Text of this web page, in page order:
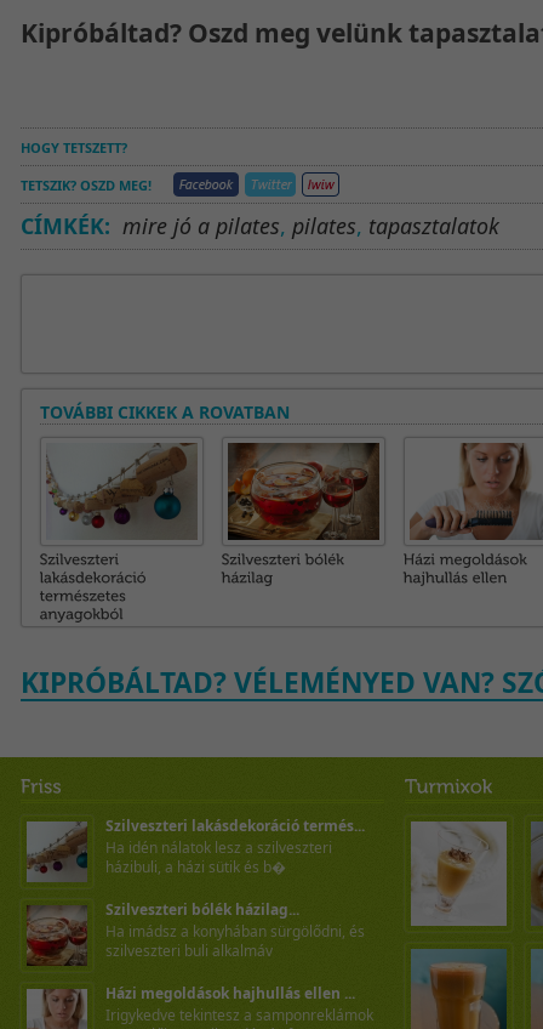
Kipróbáltad? Oszd meg velünk
HOGY TETSZETT?
TETSZIK? OSZD MEG!
CÍMKÉK: mire jó a pilates, pilates, tapasztalatok
TOVÁBBI CIKKEK A ROVATBAN
KIPRÓBÁLTAD? VÉLEMÉNYED VAN?
Szilveszteri lakásdekoráció termés...
Ha idén nálatok lesz a szilveszteri
házibuli, a házi sütik és b�
Szilveszteri bólék házilag...
Ha imádsz a konyhában sürgölődni, és
szilveszteri buli alkalmáv
Házi megoldások hajhullás ellen ...
Irigykedve tekintesz a samponreklámok